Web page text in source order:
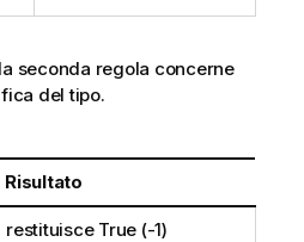
seconda regola concerne
del tipo.
Risultato
restituisce True (-1)